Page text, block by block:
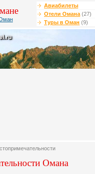
Авиабилеты
Отели Омана (27)
Туры в Оман (9)
Омана